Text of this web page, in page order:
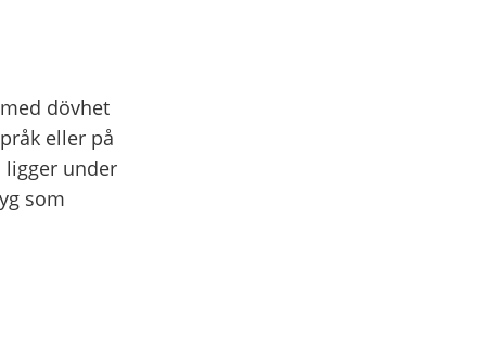
dövhet
eller på
ligger under
som